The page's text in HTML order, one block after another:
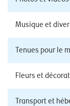
Musique et
Tenues pour le
Fleurs et
Transport et